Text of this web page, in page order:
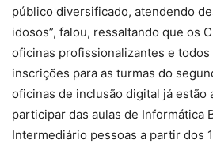
público diversificado, atendendo
idosos”, falou, ressaltando que os
oficinas profissionalizantes e
inscrições para as turmas do
oficinas de inclusão digital já estão
participar das aulas de Informática
Intermediário pessoas a partir dos